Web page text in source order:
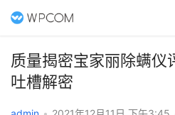
质量揭密宝家丽除螨仪
吐槽解密